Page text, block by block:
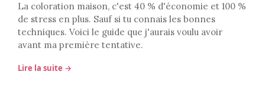
La coloration maison, c'est 40 % d'économie et 100 %
de stress en plus. Sauf si tu connais les bonnes
techniques. Voici le guide que j'aurais voulu avoir
avant ma première tentative.
Lire la suite →